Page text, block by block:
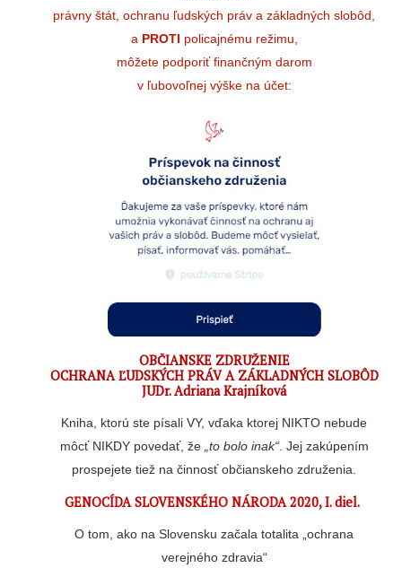
právny štát, ochranu ľudských práv a základných slobôd,
a PROTI policajnému režimu,
môžete podporiť finančným darom
v ľubovoľnej výške na účet:
OBČIANSKE ZDRUŽENIE
OCHRANA ĽUDSKÝCH PRÁV A ZÁKLADNÝCH SLOBÔD
JUDr. Adriana Krajníková
Kniha, ktorú ste písali VY, vďaka ktorej NIKTO nebude
môcť NIKDY povedať, že „to bolo inak“. Jej zakúpením
prospejete tiež na činnosť občianskeho združenia.
GENOCÍDA SLOVENSKÉHO NÁRODA 2020, I. diel.
O tom, ako na Slovensku začala totalita „ochrana
verejného zdravia“